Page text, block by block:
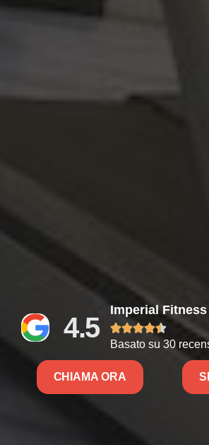
4.5
Imperial Fitness

Basato su 30
CHIAMA ORA